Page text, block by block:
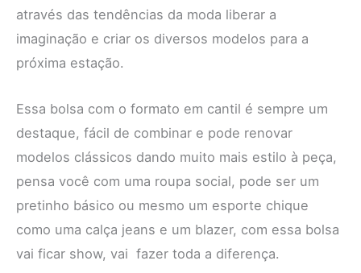
através das tendências da moda liberar a
imaginação e criar os diversos modelos para a
próxima estação.
Essa bolsa com o formato em cantil é sempre um
destaque, fácil de combinar e pode renovar
modelos clássicos dando muito mais estilo à peça,
pensa você com uma roupa social, pode ser um
pretinho básico ou mesmo um esporte chique
como uma calça jeans e um blazer, com essa bolsa
vai ficar show, vai fazer toda a diferença.